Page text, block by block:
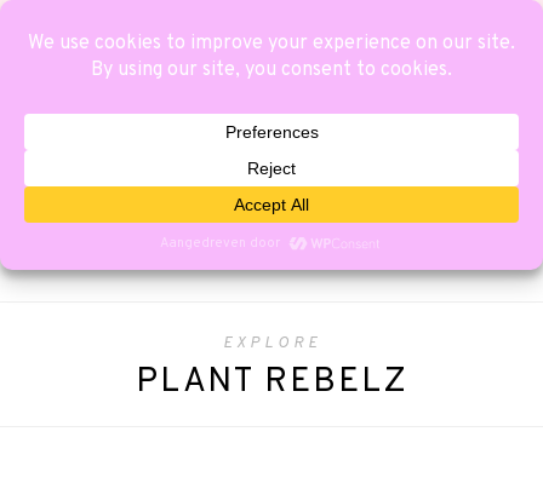
EXPLORE
PLANT REBELZ